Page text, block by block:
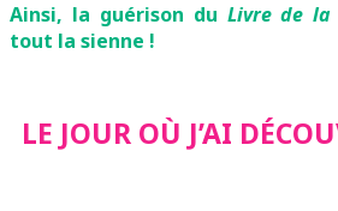
Ainsi, la guérison du Livre de la
tout la sienne !
LE JOUR OÙ J’AI